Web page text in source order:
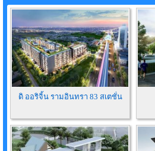
ดิ ออริจิ้น รามอินทรา 83 สเตชั่น